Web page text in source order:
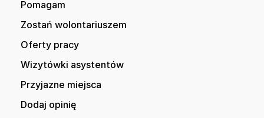
Pomagam
Zostań wolontariuszem
Oferty pracy
Wizytówki asystentów
Przyjazne miejsca
Dodaj opinię